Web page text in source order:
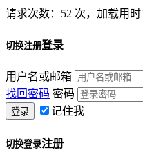
请求次数：52 次，加载用
切换注册登录
用户名或邮箱
找回密码 密码
记住我
切换登录注册